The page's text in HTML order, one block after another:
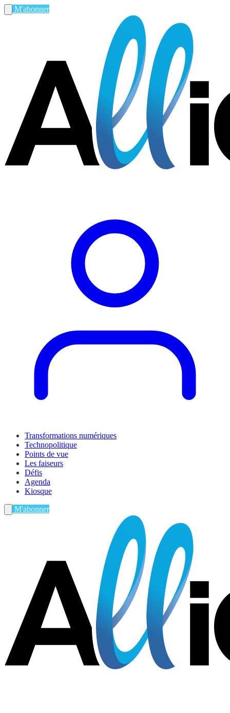
M'abonner
Transformations numériques
Technopolitique
Points de vue
Les faiseurs
Défis
Agenda
Kiosque
M'abonner